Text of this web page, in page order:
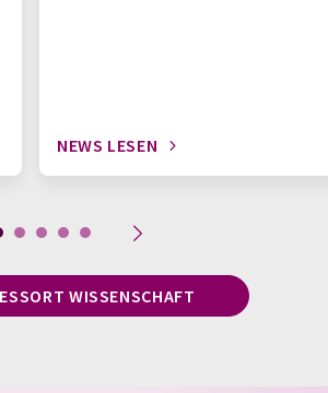
NEWS LESEN
WISSENSCHAFT